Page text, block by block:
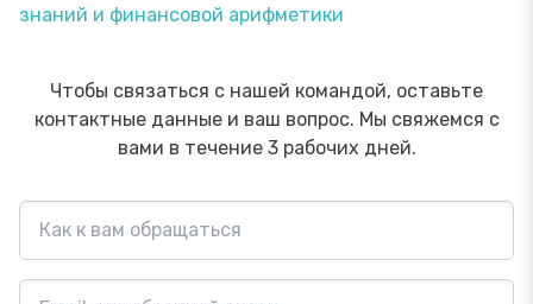
знаний и финансовой арифметики
Чтобы связаться с нашей командой, оставьте
контактные данные и ваш вопрос. Мы свяжемся с
вами в течение 3 рабочих дней.